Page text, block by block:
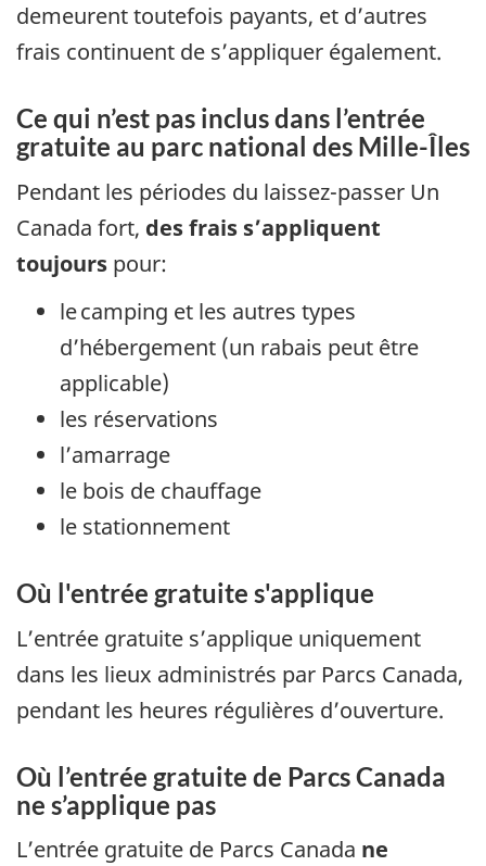
demeurent toutefois payants, et d’autres
frais continuent de s’appliquer également.
Ce qui n’est pas inclus dans l’entrée
gratuite au parc national des Mille-Îles
Pendant les périodes du laissez-passer Un
Canada fort, des frais s’appliquent
toujours pour:
le camping et les autres types
d’hébergement (un rabais peut être
applicable)
les réservations
l’amarrage
le bois de chauffage
le stationnement
Où l'entrée gratuite s'applique
L’entrée gratuite s’applique uniquement
dans les lieux administrés par Parcs Canada,
pendant les heures régulières d’ouverture.
Où l’entrée gratuite de Parcs Canada
ne s’applique pas
L’entrée gratuite de Parcs Canada ne